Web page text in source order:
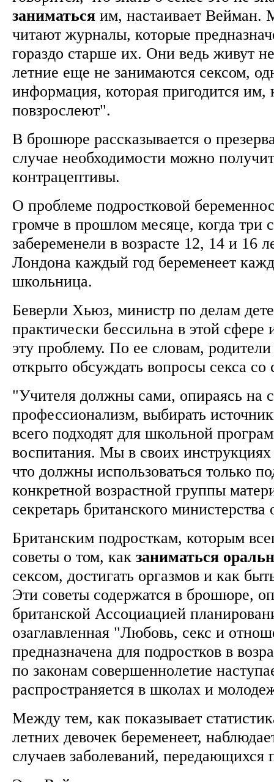
заниматься им, настаивает Вейман.
читают журналы, которые
гораздо старше их. Они ведь живут
летние еще не занимаются сексом,
информация, которая пригодится им,
повзрослеют".
В брошюре рассказывается о
случае необходимости можно
контрацептивы.
О проблеме подростковой
громче в прошлом месяце, когда три
забеременели в возрасте 12, 14 и 16
Лондона каждый год беременеет
школьница.
Беверли Хьюз, министр по делам
практически бессильна в этой
эту проблему. По ее словам,
открыто обсуждать вопросы секса
"Учителя должны сами, опираясь на
профессионализм, выбирать
всего подходят для школьной
воспитания. Мы в своих инструкциях
что должны использоваться только
конкретной возрастной группы
секретарь британского
Британским подросткам, которым
советы о том, как заниматься
сексом, достигать оргазмов и как
Эти советы содержатся в брошюре,
британской Ассоциацией
озаглавленная "Любовь, секс и
предназначена для подростков в
по законам совершеннолетие
распространяется в школах и
Между тем, как показывает
летних девочек беременеет,
случаев заболеваний,